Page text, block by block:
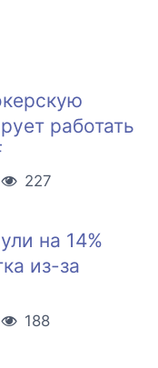
работать
227
на 14%
из-за
188